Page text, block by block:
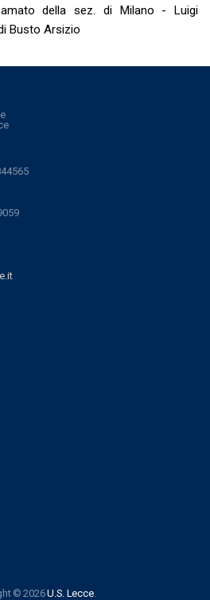
della sez. di Milano - Luigi
Busto Arsizio
© 2026U.S. Lecce.